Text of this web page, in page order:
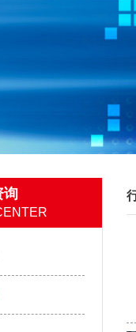
询